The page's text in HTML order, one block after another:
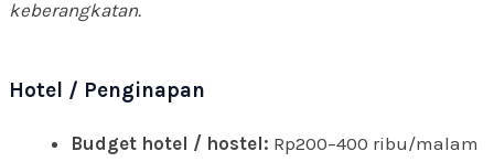
keberangkatan.
Hotel / Penginapan
Budget hotel / hostel: Rp200–400 ribu/malam